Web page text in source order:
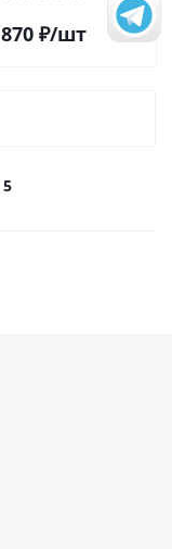
870₽/шт
5